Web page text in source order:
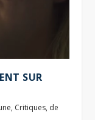
SUR
, Critiques, de